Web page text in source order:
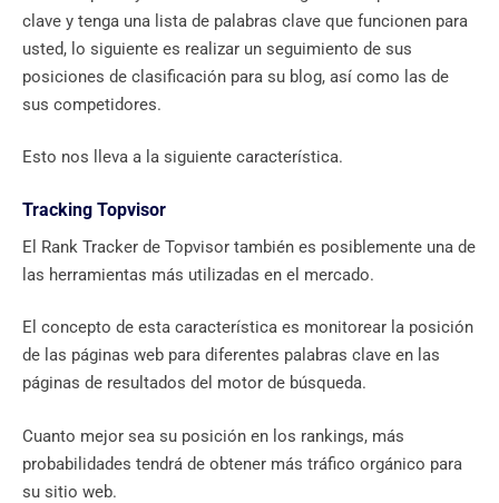
clave y tenga una lista de palabras clave que funcionen para
usted, lo siguiente es realizar un seguimiento de sus
posiciones de clasificación para su blog, así como las de
sus competidores.
Esto nos lleva a la siguiente característica.
Tracking Topvisor
El Rank Tracker de Topvisor también es posiblemente una de
las herramientas más utilizadas en el mercado.
El concepto de esta característica es monitorear la posición
de las páginas web para diferentes palabras clave en las
páginas de resultados del motor de búsqueda.
Cuanto mejor sea su posición en los rankings, más
probabilidades tendrá de obtener más tráfico orgánico para
su sitio web.